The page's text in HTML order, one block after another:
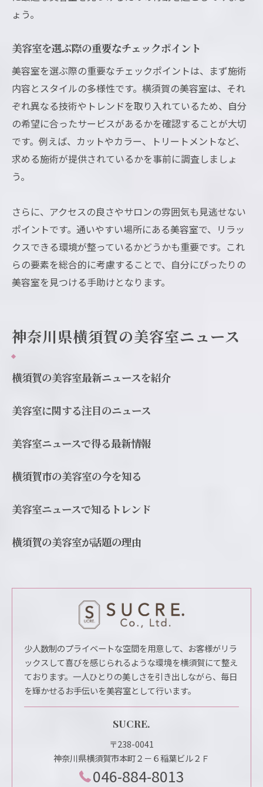
ょう。
美容室を選ぶ際の重要なチェックポイント
美容室を選ぶ際の重要なチェックポイントは、まず施術
内容とスタイルの多様性です。横須賀の美容室は、それ
ぞれ異なる技術やトレンドを取り入れているため、自分
の希望に合ったサービスがあるかを確認することが大切
です。例えば、カットやカラー、トリートメントなど、
求める施術が提供されているかを事前に調査しましょ
う。
さらに、アクセスの良さやサロンの雰囲気も見逃せない
ポイントです。通いやすい場所にある美容室で、リラッ
クスできる環境が整っているかどうかも重要です。これ
らの要素を総合的に考慮することで、自分にぴったりの
美容室を見つける手助けとなります。
神奈川県横須賀の美容室ニュース
横須賀の美容室最新ニュースを紹介
美容室に関する注目のニュース
美容室ニュースで得る最新情報
横須賀市の美容室の今を知る
美容室ニュースで知るトレンド
横須賀の美容室が話題の理由
少人数制のプライベートな空間を用意して、お客様がリラ
ックスして喜びを感じられるような環境を横須賀にて整え
ております。一人ひとりの美しさを引き出しながら、毎日
を輝かせるお手伝いを美容室として行います。
SUCRE.
〒238-0041
神奈川県横須賀市本町２－６稲葉ビル２Ｆ
046-884-8013